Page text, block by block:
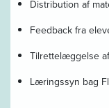
Distribution af
Feedback fra
Tilrettelæggelse
Læringssyn bag